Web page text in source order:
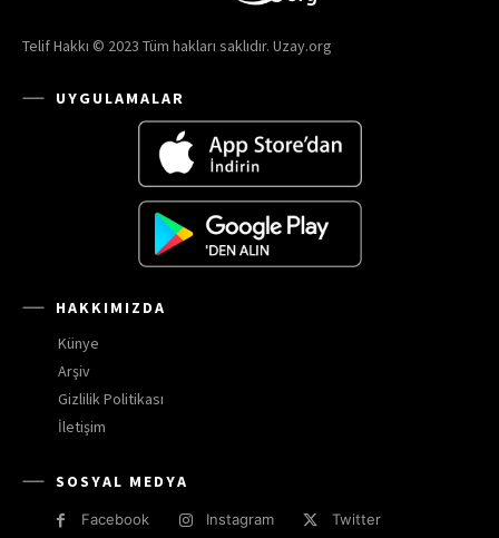
Telif Hakkı © 2023 Tüm hakları saklıdır. Uzay.org
UYGULAMALAR
HAKKIMIZDA
Künye
Arşiv
Gizlilik Politikası
İletişim
SOSYAL MEDYA
Facebook Instagram Twitter